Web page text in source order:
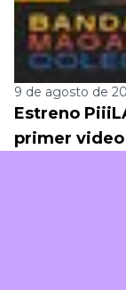
9 de agosto de
Estreno
primer